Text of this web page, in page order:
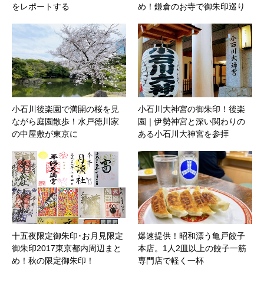
をレポートする
め！鎌倉のお寺で御朱印巡り
小石川後楽園で満開の桜を見
ながら庭園散歩！水戸徳川家
の中屋敷が東京に
小石川大神宮の御朱印！後楽
園｜伊勢神宮と深い関わりの
ある小石川大神宮を参拝
十五夜限定御朱印･お月見限定
御朱印2017東京都内周辺まと
め！秋の限定御朱印！
爆速提供！昭和漂う亀戸餃子
本店。1人2皿以上の餃子一筋
専門店で軽く一杯